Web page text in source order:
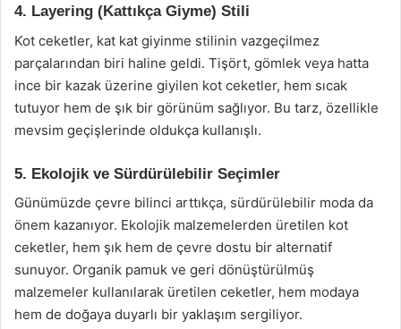
4. Layering (Kattıkça Giyme) Stili
Kot ceketler, kat kat giyinme stilinin vazgeçilmez
parçalarından biri haline geldi. Tişört, gömlek veya hatta
ince bir kazak üzerine giyilen kot ceketler, hem sıcak
tutuyor hem de şık bir görünüm sağlıyor. Bu tarz, özellikle
mevsim geçişlerinde oldukça kullanışlı.
5. Ekolojik ve Sürdürülebilir Seçimler
Günümüzde çevre bilinci arttıkça, sürdürülebilir moda da
önem kazanıyor. Ekolojik malzemelerden üretilen kot
ceketler, hem şık hem de çevre dostu bir alternatif
sunuyor. Organik pamuk ve geri dönüştürülmüş
malzemeler kullanılarak üretilen ceketler, hem modaya
hem de doğaya duyarlı bir yaklaşım sergiliyor.